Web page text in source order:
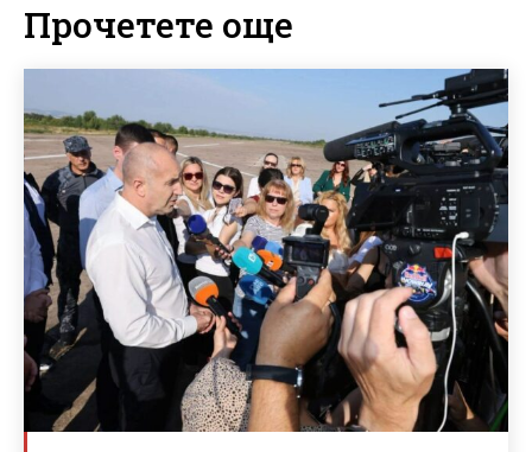
Прочетете още